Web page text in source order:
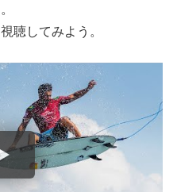
聴してみよう。